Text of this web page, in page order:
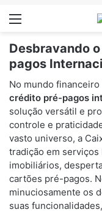
Menu
Desbravando
pagos
No mundo
crédito pré-pagos
solução versátil e
controle e
vasto universo, a
tradição em
imobiliários,
cartões pré-pagos.
minuciosamente os
suas